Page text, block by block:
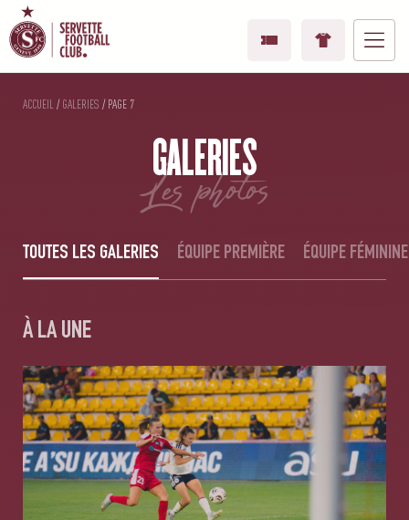
ACCUEIL /GALERIES /PAGE 7
GALERIES
les photos
TOUTES LES GALERIES ÉQUIPE PREMIÈRE ÉQUIPE FÉMININE
À LA UNE